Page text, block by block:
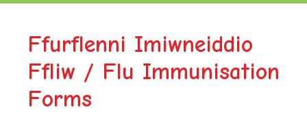
Ffurflenni Imiwneiddio
Ffliw / Flu Immunisation
Forms